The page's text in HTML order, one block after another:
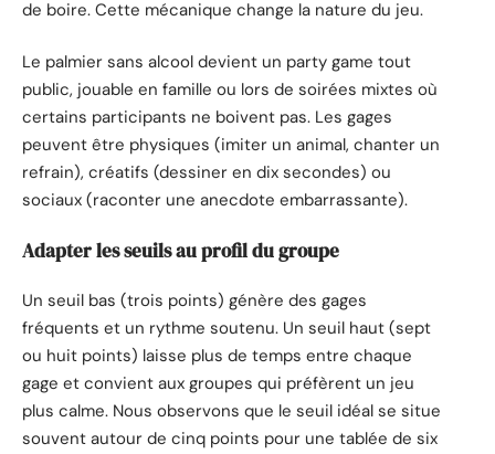
de boire. Cette mécanique change la nature du jeu.
Le palmier sans alcool devient un party game tout
public, jouable en famille ou lors de soirées mixtes où
certains participants ne boivent pas. Les gages
peuvent être physiques (imiter un animal, chanter un
refrain), créatifs (dessiner en dix secondes) ou
sociaux (raconter une anecdote embarrassante).
Adapter les seuils au profil du groupe
Un seuil bas (trois points) génère des gages
fréquents et un rythme soutenu. Un seuil haut (sept
ou huit points) laisse plus de temps entre chaque
gage et convient aux groupes qui préfèrent un jeu
plus calme. Nous observons que le seuil idéal se situe
souvent autour de cinq points pour une tablée de six